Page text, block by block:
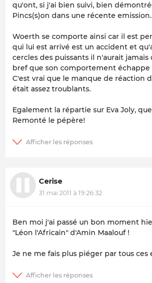
qu'ont, si j'ai bien suivi, bien
Pincs(s)on dans une récente emission.
Woerth se comporte ainsi car il est
qui lui est arrivé est un accident et
cercles des puissants il n'aurait
bref que son comportement échappe
C'est vrai que le manque de réaction
était assez troublants.
Egalement la répartie sur Eva Joly,
Remonté le pépère!
Cerise
31 mai 2011 à 19:26:32
Ben moi j'ai passé un bon moment
"Léon l'Africain" d'Amin Maalouf !
Je ne me fais plus piéger par tous ces